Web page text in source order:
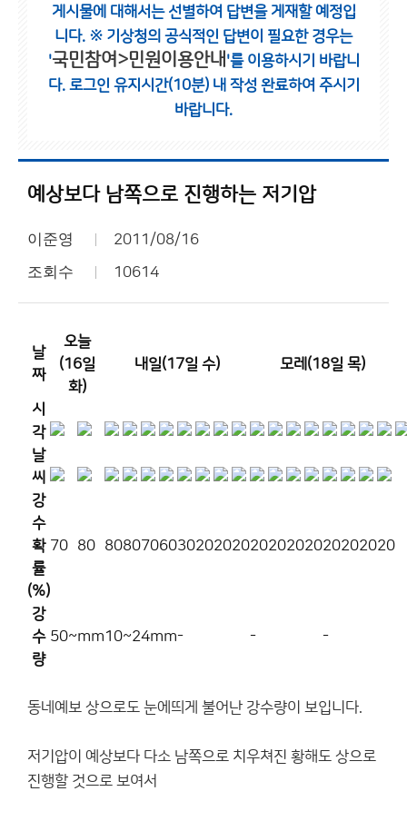
게시물에 대해서는 선별하여 답변을 게재할 예정입
니다. ※ 기상청의 공식적인 답변이 필요한 경우는
'국민참여>민원이용안내 '를 이용하시기 바랍니
다. 로그인 유지시간(10분) 내 작성 완료하여 주시기
바랍니다.
예상보다 남쪽으로 진행하는 저기압
이준영 2011/08/16
조회수 10614
날
짜
오늘
(16일
화)
내일(17일 수) 모레(18일 목)
시
각
날
씨
강
수
확
률
(%)
70 80 80807060302020202020202020202020
강
수
량
50~mm10~24mm- - -
동네예보 상으로도 눈에띄게 불어난 강수량이 보입니다.
저기압이 예상보다 다소 남쪽으로 치우쳐진 황해도 상으로
진행할 것으로 보여서